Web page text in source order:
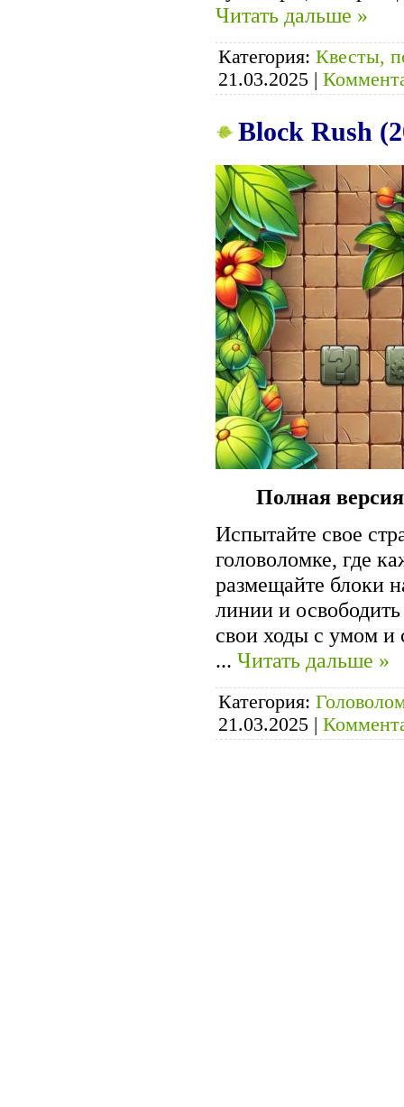
Читать дальше »
Категория: Квесты,
21.03.2025 |
Block Rush
Полная
Испытайте свое
головоломке, где
размещайте блоки
линии и
свои ходы с умом и
... Читать дальше »
Категория:
21.03.2025 |